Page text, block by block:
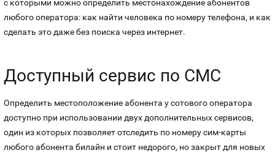
Устройства
с которыми можно определить местонахождение абонентов
любого оператора: как найти человека по номеру телефона, и как
сделать это даже без поиска через интернет.
Доступный сервис по СМС
Определить местоположение абонента у сотового оператора
доступно при использовании двух дополнительных сервисов,
один из которых позволяет отследить по номеру сим-карты
любого абонента билайн и стоит недорого, но закрыт для новых